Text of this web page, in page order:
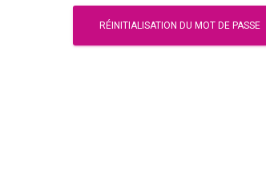
RÉINITIALISATION DU MOT DE PASSE